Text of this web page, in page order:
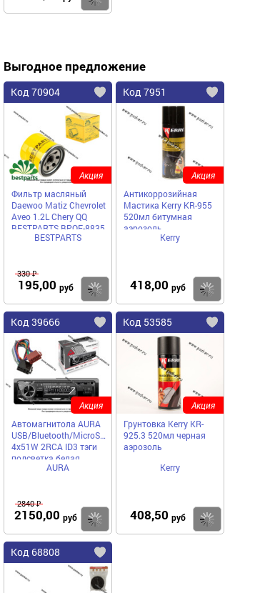
Выгодное предложение
Код 70904
Фильтр масляный
Daewoo Matiz Chevrolet
Aveo 1.2L Chery QQ
BESTPARTS BPOF-8835
BESTPARTS
330 ₽
195,00 руб Купить
Акция
Код 7951
Антикоррозийная
Мастика Kerry KR-955
520мл битумная
аэрозоль
Kerry
418,00 руб
Акция
Код 39666
Автомагнитола AURA
USB/Bluetooth/MicroSD/FM
4х51W 2RCA ID3 тэги
подсветка белая
FIREBALL-303BT
AURA
2840 ₽
2150,00 руб Купить
Акция
Код 53585
Грунтовка Kerry KR-
925.3 520мл черная
аэрозоль
Kerry
408,50 руб
Акция
Код 68808